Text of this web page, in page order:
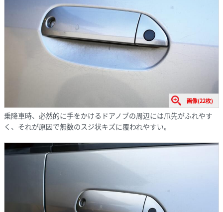
画像(22枚)
乗降車時、必然的に手をかけるドアノブの周辺には爪先がふれやす
く、それが原因で無数のスジ状キズに覆われやすい。